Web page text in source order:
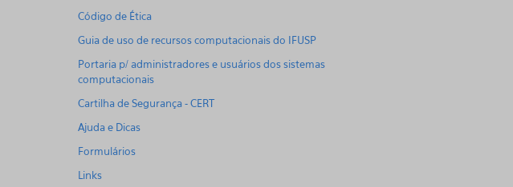
Código de Ética
Guia de uso de recursos computacionais do IFUSP
Portaria p/ administradores e usuários dos sistemas
computacionais
Cartilha de Segurança - CERT
Ajuda e Dicas
Formulários
Links